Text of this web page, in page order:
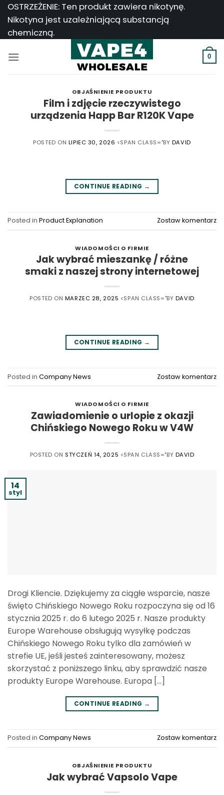
Przejdź
do
treści
OSTRZEŻENIE: Ten produkt zawiera nikotynę.
Nikotyna jest uzależniającą substancją
chemiczną.
0
OBJAŚNIENIE PRODUKTU
Film i zdjęcie rzeczywistego
urządzenia Happ Bar R120K Vape
POSTED ON LIPIEC 30, 2026 <SPAN CLASS="BY DAVID
CONTINUE READING →
Posted in Product Explanation Zostaw komentarz
WIADOMOŚCI O FIRMIE
Jak wybrać mieszankę / różne
smaki z naszej strony internetowej
POSTED ON MARZEC 28, 2025 <SPAN CLASS="BY DAVID
CONTINUE READING →
Posted in Company News Zostaw komentarz
WIADOMOŚCI O FIRMIE
Zawiadomienie o urlopie z okazji
Chińskiego Nowego Roku w V4W
POSTED ON STYCZEŃ 14, 2025 <SPAN CLASS="BY DAVID
14
styl
Drogi Kliencie. Dziękujemy za ciągłe wsparcie, nasze
święto Chińskiego Nowego Roku rozpoczyna się od 16
stycznia 2025 r. do 6 lutego 2025 r. Nasze produkty
Europe Warehouse obsługują wysyłkę podczas
Chińskiego Nowego Roku tylko dla zamówień w
strefie UE, jeśli jesteś zainteresowany, możesz
skorzystać z poniższego linku, aby sprawdzić nasze
produkty Europe Warehouse. Europa [...]
CONTINUE READING →
Posted in Company News Zostaw komentarz
OBJAŚNIENIE PRODUKTU
Jak wybrać Vapsolo Vape